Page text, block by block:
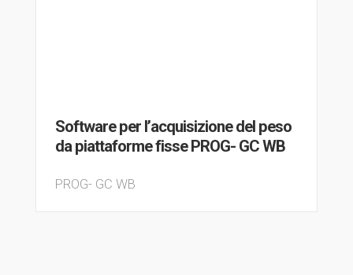
Software per l’acquisizione del peso
da piattaforme fisse PROG- GC WB
PROG- GC WB